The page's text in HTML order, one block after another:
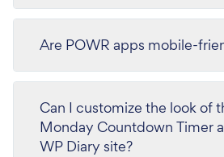
Are POWR apps mobile-
Can I customize the look of
Monday Countdown Timer
WP Diary site?